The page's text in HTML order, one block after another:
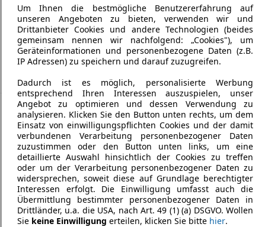
Getriebe
Hubraum
0 cm³
Gänge
1
Leergewicht
Um Ihnen die bestmögliche Benutzererfahrung auf
unseren Angeboten zu bieten, verwenden wir und
Drittanbieter Cookies und andere Technologien (beides
gemeinsam nennen wir nachfolgend: „Cookies"), um
Geräteinformationen und personenbezogene Daten (z.B.
IP Adressen) zu speichern und darauf zuzugreifen.
Dadurch ist es möglich, personalisierte Werbung
entsprechend Ihren Interessen auszuspielen, unser
Angebot zu optimieren und dessen Verwendung zu
analysieren. Klicken Sie den Button unten rechts, um dem
Einsatz von einwilligungspflichten Cookies und der damit
verbundenen Verarbeitung personenbezogener Daten
zuzustimmen oder den Button unten links, um eine
detaillierte Auswahl hinsichtlich der Cookies zu treffen
oder um der Verarbeitung personenbezogener Daten zu
widersprechen, soweit diese auf Grundlage berechtigter
Interessen erfolgt. Die Einwilligung umfasst auch die
Übermittlung bestimmter personenbezogener Daten in
Drittländer, u.a. die USA, nach Art. 49 (1) (a) DSGVO. Wollen
Sie keine Einwilligung erteilen, klicken Sie bitte hier.